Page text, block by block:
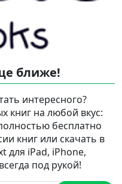
ближе!
интересного?
книг на любой вкус:
бесплатно
книг или скачать в
для iPad, iPhone,
под рукой!